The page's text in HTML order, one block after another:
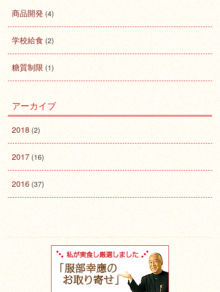
商品開発(4)
学校給食(2)
糖質制限(1)
アーカイブ
2018(2)
2017(16)
2016(37)